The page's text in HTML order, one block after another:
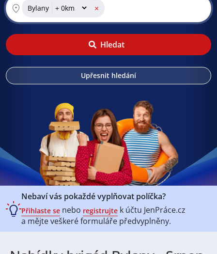
Bylany ×
Hledat
Upřesnit hledání
Nebaví vás pokaždé vyplňovat políčka?
Přihlaste se nebo registrujte k účtu JenPráce.cz
a mějte veškeréformuláře předvyplněny.